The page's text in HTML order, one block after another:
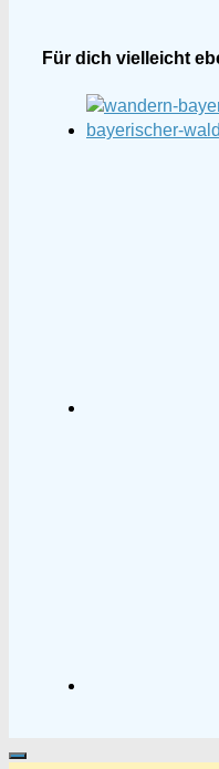
Für dich vielleicht